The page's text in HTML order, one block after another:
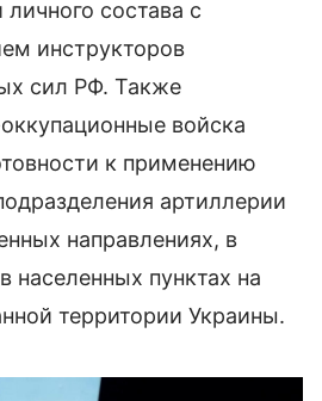
состава с
инструкторов
сил РФ. Также
войска
к применению
артиллерии
направлениях, в
населенных пунктах на
территории Украины.